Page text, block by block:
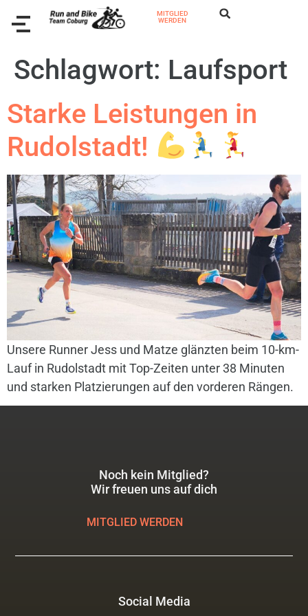
MITGLIED
WERDEN
Schlagwort: Laufsport
Starke Leistungen in
Rudolstadt!
Unsere Runner Jess und Matze glänzten beim 10-km-
Lauf in Rudolstadt mit Top-Zeiten unter 38 Minuten
und starken Platzierungen auf den vorderen Rängen.
Noch kein Mitglied?
Wir freuen uns auf dich
MITGLIED WERDEN
Social Media